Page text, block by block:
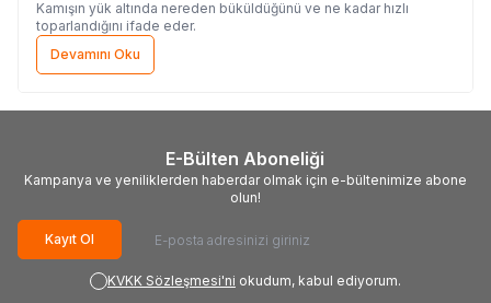
Kamışın yük altında nereden büküldüğünü ve ne kadar hızlı
toparlandığını ifade eder.
Devamını Oku
E-Bülten Aboneliği
Kampanya ve yeniliklerden haberdar olmak için e-bültenimize abone
olun!
Kayıt Ol
KVKK Sözleşmesi'ni okudum, kabul ediyorum.